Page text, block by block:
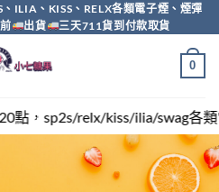
ILIA、KISS、RELX各類電子煙、煙彈
出貨 三天711貨到付款取貨
0
各類電子煙煙彈買越多越便